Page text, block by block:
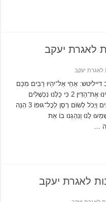
יעקב דייליטש: אַחַי אַל־יִהְיוּ רַבִּים מִכֶּם
לְמוֹרִים בַּאֲשֶׁר יְדַעְתֶּם כִּי בָזֹאת נַחְמִיר עָלֵינוּ אֶת־הַדִּין׃ 2 כִּי כֻלָּנוּ נִכְשָׁלִים
הַרְבֵּה וַאֲשֶׁר לֹא־יִכָּשֵׁל בְּדִבּוּר הוּא אִישׁ תָּמִים וְיָכֹל לָשׂוֹּם רֶסֶן לְכָל־גּוּפוֹ׃ 3 הִנֵּה
לָנוּ וְנִהַגְנוּ בוֹ אֵת